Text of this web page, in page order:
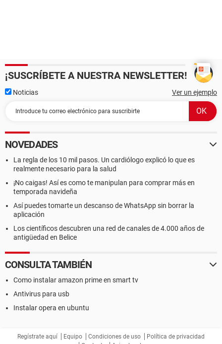
¡SUSCRÍBETE A NUESTRA NEWSLETTER!
Noticias Ver un ejemplo
NOVEDADES
La regla de los 10 mil pasos. Un cardiólogo explicó lo que es
realmente necesario para la salud
¡No caigas! Así es como te manipulan para comprar más en
temporada navideña
Así puedes tomarte un descanso de WhatsApp sin borrar la
aplicación
Los científicos descubren una red de canales de 4.000 años de
antigüedad en Belice
CONSULTA TAMBIÉN
Como instalar amazon prime en smart tv
Antivirus para usb
Instalar opera en ubuntu
Regístrate aquí Equipo Condiciones de uso
Política de privacidad